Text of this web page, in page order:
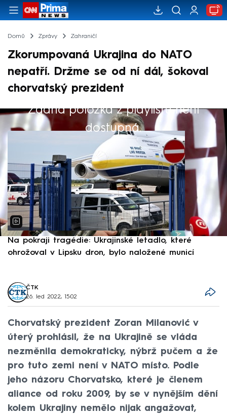
Domů Zprávy Zahraničí
Zkorumpovaná Ukrajina do NATO
nepatří. Držme se od ní dál, šokoval
chorvatský prezident
Žádná položka z playlistu není
dostupná.
Výběr redakce
Na pokraji tragédie: Ukrajinské letadlo, které
ohrožoval v Lipsku dron, bylo naložené municí
ČTK
26. led 2022, 15:02
Chorvatský prezident Zoran Milanović v
úterý prohlásil, že na Ukrajině se vláda
nezměnila demokraticky, nýbrž pučem a že
pro tuto zemi není v NATO místo. Podle
jeho názoru Chorvatsko, které je členem
aliance od roku 2009, by se v nynějším dění
kolem Ukrajiny nemělo nijak angažovat,